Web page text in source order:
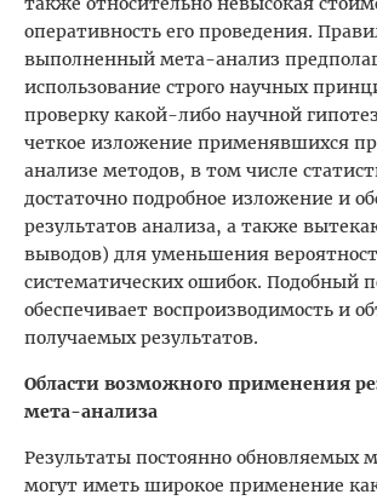
оперативность его проведения.
выполненный мета-анализ
использование строго научных
проверку какой-либо научной
четкое изложение применявшихся
анализe методов, в том числе
достаточно подробное изложение и
результатов анализа, а также
выводов) для уменьшения
систематических ошибок. Подобный
обеспечивает воспроизводимость и
получаемых результатов.
Области возможного применения
мета-анализа
Результаты постоянно обновляемых
могут иметь широкое применение